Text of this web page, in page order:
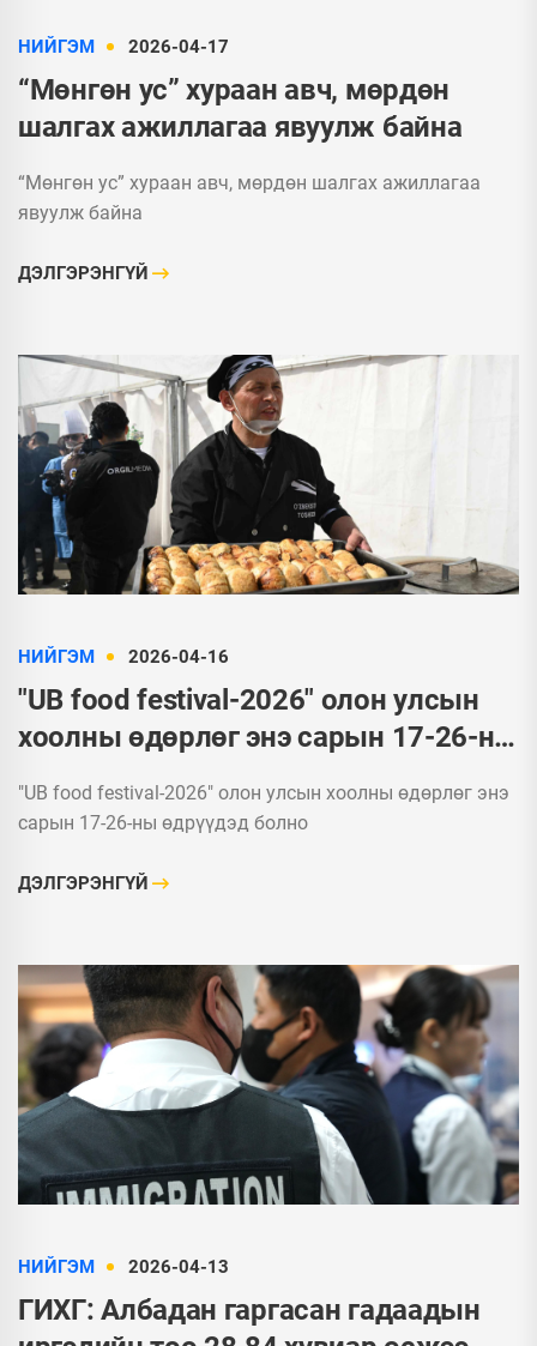
НИЙГЭМ 2026-04-17
“Мөнгөн ус” хураан авч, мөрдөн
шалгах ажиллагаа явуулж байна
“Мөнгөн ус” хураан авч, мөрдөн шалгах ажиллагаа
явуулж байна
ДЭЛГЭРЭНГҮЙ
НИЙГЭМ 2026-04-16
"UB food festival-2026" олон улсын
хоолны өдөрлөг энэ сарын 17-26-ны
"UB food festival-2026" олон улсын хоолны өдөрлөг энэ
сарын 17-26-ны өдрүүдэд болно
ДЭЛГЭРЭНГҮЙ
НИЙГЭМ 2026-04-13
ГИХГ: Албадан гаргасан гадаадын